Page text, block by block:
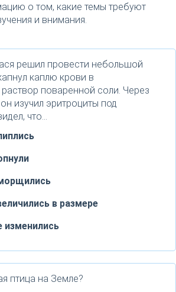
о том, какие темы требуют
и внимания.
решил провести небольшой
каплю крови в
поваренной соли. Через
изучил эритроциты под
что...
в размере
изменились
птица на Земле?